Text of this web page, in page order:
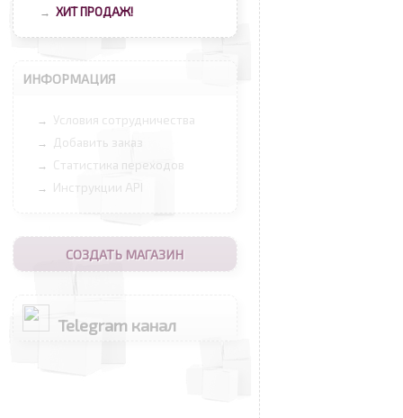
→ ХИТ ПРОДАЖ!
ИНФОРМАЦИЯ
→ Условия сотрудничества
→ Добавить заказ
→ Статистика переходов
→ Инструкции API
СОЗДАТЬ МАГАЗИН
Telegram канал